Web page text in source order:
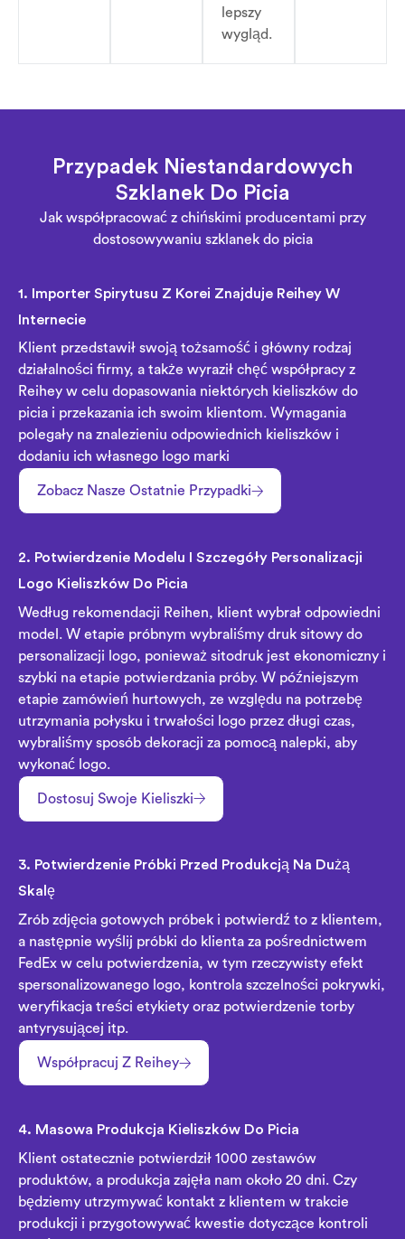
lepszy
wygląd.
Przypadek Niestandardowych
Szklanek Do Picia
Jak współpracować z chińskimi producentami przy
dostosowywaniu szklanek do picia
1. Importer Spirytusu Z Korei Znajduje Reihey W
Internecie
Klient przedstawił swoją tożsamość i główny rodzaj
działalności firmy, a także wyraził chęć współpracy z
Reihey w celu dopasowania niektórych kieliszków do
picia i przekazania ich swoim klientom. Wymagania
polegały na znalezieniu odpowiednich kieliszków i
dodaniu ich własnego logo marki
Zobacz Nasze Ostatnie Przypadki
2. Potwierdzenie Modelu I Szczegóły Personalizacji
Logo Kieliszków Do Picia
Według rekomendacji Reihen, klient wybrał odpowiedni
model. W etapie próbnym wybraliśmy druk sitowy do
personalizacji logo, ponieważ sitodruk jest ekonomiczny i
szybki na etapie potwierdzania próby. W późniejszym
etapie zamówień hurtowych, ze względu na potrzebę
utrzymania połysku i trwałości logo przez długi czas,
wybraliśmy sposób dekoracji za pomocą nalepki, aby
wykonać logo.
Dostosuj Swoje Kieliszki
3. Potwierdzenie Próbki Przed Produkcją Na Dużą
Skalę
Zrób zdjęcia gotowych próbek i potwierdź to z klientem,
a następnie wyślij próbki do klienta za pośrednictwem
FedEx w celu potwierdzenia, w tym rzeczywisty efekt
spersonalizowanego logo, kontrola szczelności pokrywki,
weryfikacja treści etykiety oraz potwierdzenie torby
antyrysującej itp.
Współpracuj Z Reihey
4. Masowa Produkcja Kieliszków Do Picia
Klient ostatecznie potwierdził 1000 zestawów
produktów, a produkcja zajęła nam około 20 dni. Czy
będziemy utrzymywać kontakt z klientem w trakcie
produkcji i przygotowywać kwestie dotyczące kontroli